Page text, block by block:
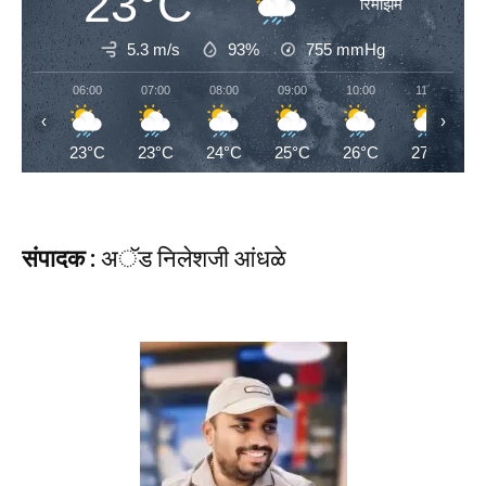
5.3 m/s 93% 755mmHg
06:00
23°C
07:00
23°C
08:00
24°C
09:00
25°C
10:00
26°C
11:00
27°C
‹ ›
संपादक : अॅड निलेशजी आंधळे